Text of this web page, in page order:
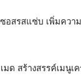
สรสแซ่บ เพิ่มควา
ด สร้างสรรค์เมนู